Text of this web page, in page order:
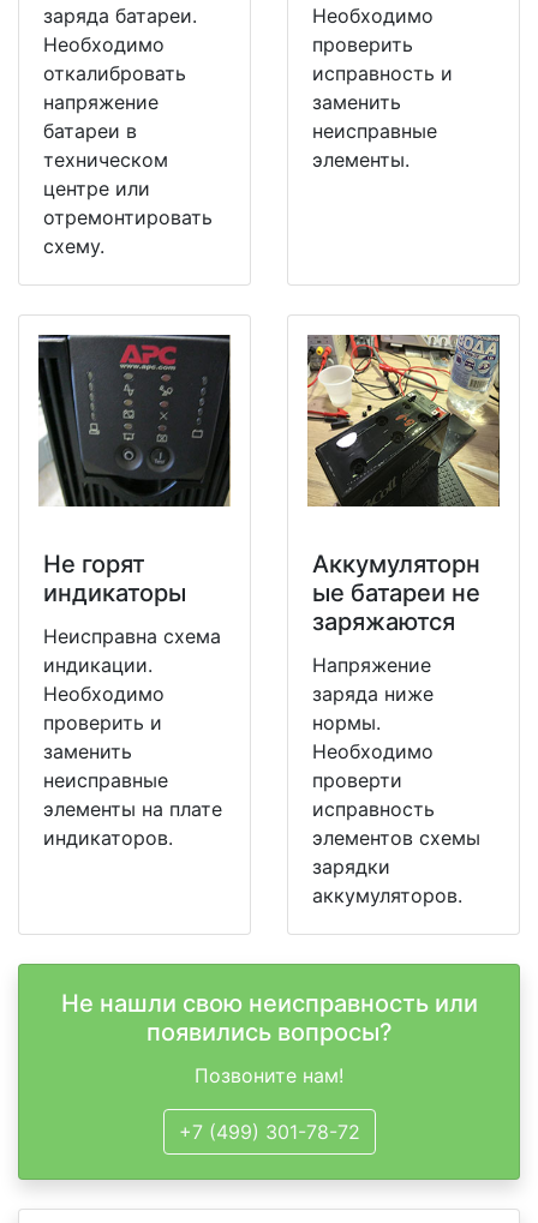
заряда батареи.
Необходимо
откалибровать
напряжение
батареи в
техническом
центре или
отремонтировать
схему.
Необходимо
проверить
исправность и
заменить
неисправные
элементы.
Не горят
индикаторы
Неисправна схема
индикации.
Необходимо
проверить и
заменить
неисправные
элементы на плате
индикаторов.
Аккумуляторн
ые батареи не
заряжаются
Напряжение
заряда ниже
нормы.
Необходимо
проверти
исправность
элементов схемы
зарядки
аккумуляторов.
Не нашли свою неисправность или
появились вопросы?
Позвоните нам!
+7 (499) 301-78-72